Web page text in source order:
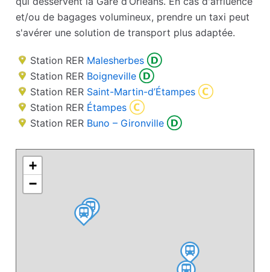
et/ou de bagages volumineux, prendre un taxi peut
s'avérer une solution de transport plus adaptée.
Station RER Malesherbes
Station RER Boigneville
Station RER Saint-Martin-d’Étampes
Station RER Étampes
Station RER Buno – Gironville
+
−